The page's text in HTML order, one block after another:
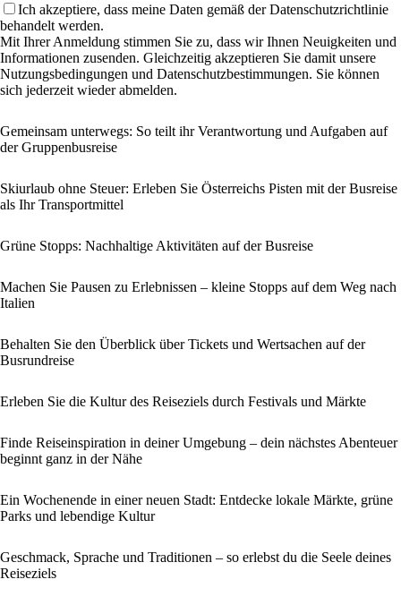
Ich akzeptiere, dass meine Daten gemäß der Datenschutzrichtlinie
behandelt werden.
Mit Ihrer Anmeldung stimmen Sie zu, dass wir Ihnen Neuigkeiten und
Informationen zusenden. Gleichzeitig akzeptieren Sie damit unsere
Nutzungsbedingungen und Datenschutzbestimmungen. Sie können
sich jederzeit wieder abmelden.
Gemeinsam unterwegs: So teilt ihr Verantwortung und Aufgaben auf
der Gruppenbusreise
Skiurlaub ohne Steuer: Erleben Sie Österreichs Pisten mit der Busreise
als Ihr Transportmittel
Grüne Stopps: Nachhaltige Aktivitäten auf der Busreise
Machen Sie Pausen zu Erlebnissen – kleine Stopps auf dem Weg nach
Italien
Behalten Sie den Überblick über Tickets und Wertsachen auf der
Busrundreise
Erleben Sie die Kultur des Reiseziels durch Festivals und Märkte
Finde Reiseinspiration in deiner Umgebung – dein nächstes Abenteuer
beginnt ganz in der Nähe
Ein Wochenende in einer neuen Stadt: Entdecke lokale Märkte, grüne
Parks und lebendige Kultur
Geschmack, Sprache und Traditionen – so erlebst du die Seele deines
Reiseziels